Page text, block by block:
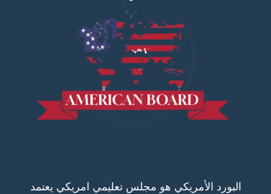
البورد الأمريكي هو مجلس تعليمي امريكي يعتمد